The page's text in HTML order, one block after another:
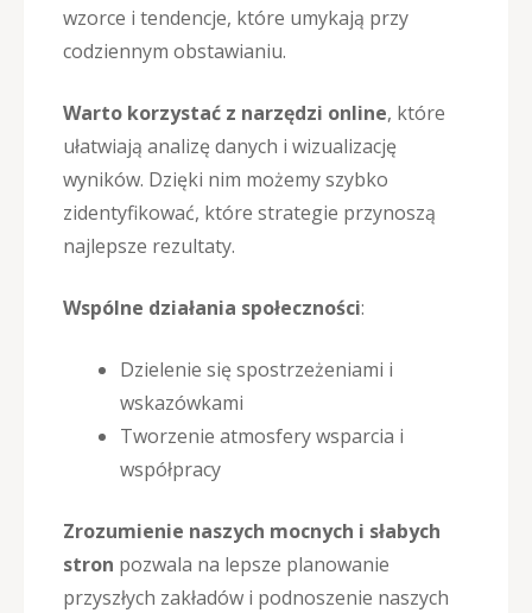
wzorce i tendencje, które umykają przy
codziennym obstawianiu.
Warto korzystać z narzędzi online, które
ułatwiają analizę danych i wizualizację
wyników. Dzięki nim możemy szybko
zidentyfikować, które strategie przynoszą
najlepsze rezultaty.
Wspólne działania społeczności:
Dzielenie się spostrzeżeniami i
wskazówkami
Tworzenie atmosfery wsparcia i
współpracy
Zrozumienie naszych mocnych i słabych
stron pozwala na lepsze planowanie
przyszłych zakładów i podnoszenie naszych